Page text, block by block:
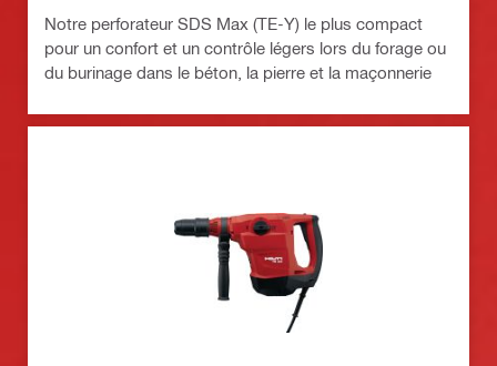
Notre perforateur SDS Max (TE-Y) le plus compact
pour un confort et un contrôle légers lors du forage ou
du burinage dans le béton, la pierre et la maçonnerie